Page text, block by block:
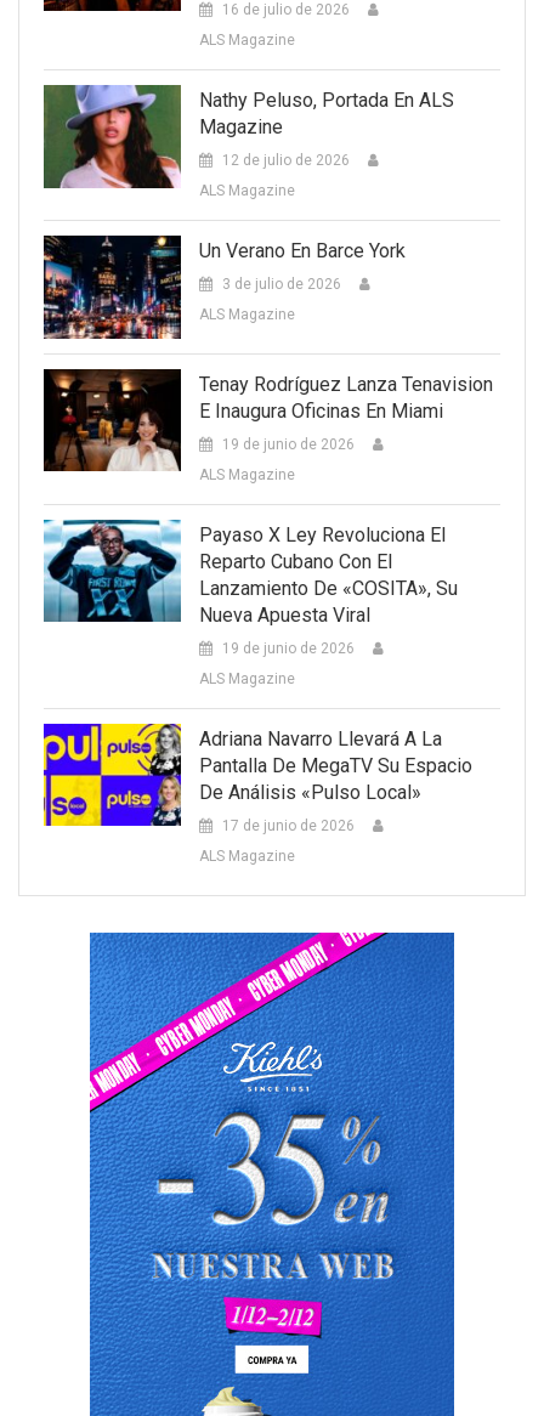
16 de julio de 2026
ALS Magazine
Nathy Peluso, Portada En ALS
Magazine
12 de julio de 2026
ALS Magazine
Un Verano En Barce York
3 de julio de 2026
ALS Magazine
Tenay Rodríguez Lanza Tenavision
E Inaugura Oficinas En Miami
19 de junio de 2026
ALS Magazine
Payaso X Ley Revoluciona El
Reparto Cubano Con El
Lanzamiento De «COSITA», Su
Nueva Apuesta Viral
19 de junio de 2026
ALS Magazine
Adriana Navarro Llevará A La
Pantalla De MegaTV Su Espacio
De Análisis «Pulso Local»
17 de junio de 2026
ALS Magazine